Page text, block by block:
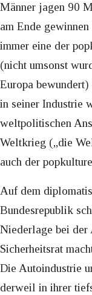
Männer jagen 90
am Ende
immer eine der
(nicht umsonst
Europa
in seiner Industrie
weltpolitischen
Weltkrieg („die
auch der
Auf dem
Bundesrepublik
Niederlage bei der
Sicherheitsrat
Die Autoindustrie
derweil in ihrer